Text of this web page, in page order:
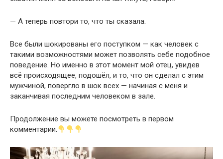
— А теперь повтори то, что ты сказала.
Все были шокированы его поступком — как человек с
такими возможностями может позволять себе подобное
поведение. Но именно в этот момент мой отец, увидев
всё происходящее, подошёл, и то, что он сделал с этим
мужчиной, повергло в шок всех — начиная с меня и
заканчивая последним человеком в зале.
Продолжение вы можете посмотреть в первом
комментарии.